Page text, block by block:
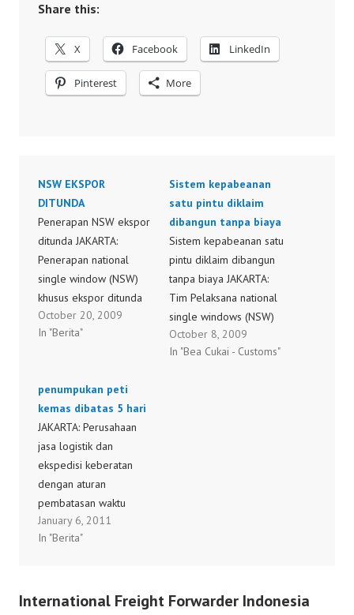
Share this:
X Facebook LinkedIn
Pinterest More
NSW EKSPOR
DITUNDA
Penerapan NSW ekspor
ditunda JAKARTA:
Penerapan national
single window (NSW)
khusus ekspor ditunda
hingga Tim Pelaksana
Teknis Persiapan NSW
mengimplementasikan
sistem kepabeanan
elektronik itu. Ketua Tim
Pelaksana Teknis NSW
Susiwijono Mugiharso
mengatakan saat ini
pihaknya lebih fokus
pada pengembangan
dan implementasi
October 20, 2009
In "Berita"
Sistem kepabeanan
satu pintu diklaim
dibangun tanpa biaya
Sistem kepabeanan satu
pintu diklaim dibangun
tanpa biaya JAKARTA:
Tim Pelaksana national
single windows (NSW)
mengklaim telah
membangun sistem
October 8, 2009
In "Bea Cukai - Customs"
penumpukan peti
kemas dibatas 5 hari
JAKARTA: Perusahaan
jasa logistik dan
ekspedisi keberatan
dengan aturan
pembatasan waktu
penumpukan barang
impor maksimal 5 hari
Priok. Mereka mendesak
January 6, 2011
In "Berita"
International Freight Forwarder Indonesia